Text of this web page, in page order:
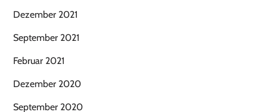
Dezember 2021
September 2021
Februar 2021
Dezember 2020
September 2020